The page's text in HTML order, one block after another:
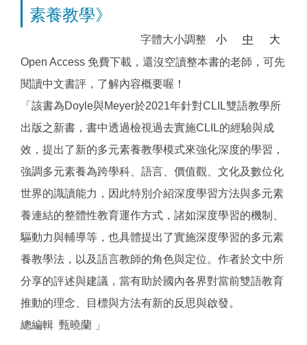
素養教學》
字體大小調整 小 中
大
Open Access 免費下載，還沒空讀整本書的老師，可先
閱讀中文書評，了解內容概要喔！
「該書為Doyle與Meyer於2021年針對CLIL雙語教學所
出版之新書，書中透過檢視過去實施CLIL的經驗與成
效，提出了新的多元素養教學模式來強化深度的學習，
強調多元素養為跨學科、語言、價值觀、文化及數位化
世界的識讀能力，因此特別介紹深度學習方法與多元素
養連結的整體性教育運作方式，諸如深度學習的機制、
驅動力與輔導等，也具體提出了實施深度學習的多元素
養教學法，以及語言教師的角色與定位。作者於文中所
分享的評述與建議，當有助於國內各界對當前雙語教育
推動的理念、目標與方法有新的反思與啟發。
總編輯 甄曉蘭 」